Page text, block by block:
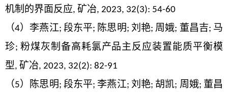
机制的界面反应, 矿冶, 2023, 32(3): 54-60
（4）李燕江; 段东平; 陈思明; 刘艳;周娥; 董昌吉; 马
珍; 粉煤灰制备高耗氯产品主反应装置能质平衡模
型, 矿冶, 2023, 32(2): 82-91
（5）陈思明; 段东平; 李燕江; 刘艳; 胡凯; 周娥; 董昌